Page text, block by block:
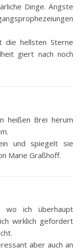
Dinge. Ängste
die hellsten Sterne
giert nach noch
heißen Brei herum
und spiegelt sie
Marie Graßhoff.
wo ich überhaupt
wirklich gefordert
aber auch an